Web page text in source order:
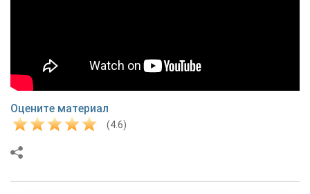
Оцените материал
(4.6)